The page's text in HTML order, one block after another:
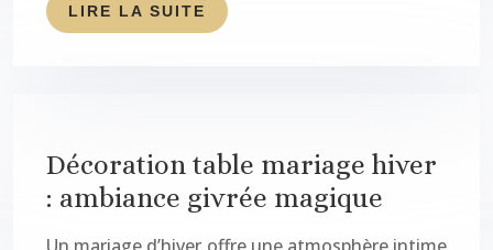
LIRE LA SUITE
Décoration table mariage hiver
: ambiance givrée magique